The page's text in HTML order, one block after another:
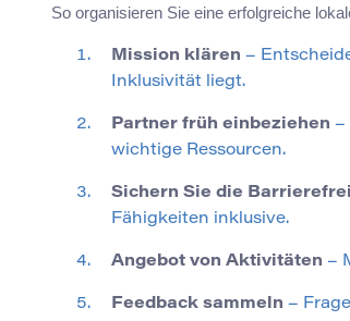
So organisieren Sie eine erfolgreiche
Mission klären –
Inklusivität liegt.
Partner früh einbeziehen –
wichtige Ressourcen.
Sichern Sie die
Fähigkeiten inklusive.
Angebot von Aktivitäten –
Feedback sammeln –